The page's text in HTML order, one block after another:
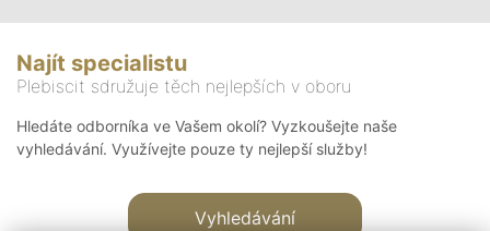
Najít specialistu
Plebiscit sdružuje těch nejlepších v oboru
Hledáte odborníka ve Vašem okolí? Vyzkoušejte naše
vyhledávání. Využívejte pouze ty nejlepší služby!
Vyhledávání